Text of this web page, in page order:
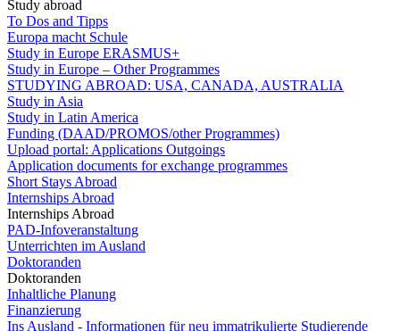
Study abroad
To Dos and Tipps
Europa macht Schule
Study in Europe ERASMUS+
Study in Europe – Other Programmes
STUDYING ABROAD: USA, CANADA, AUSTRALIA
Study in Asia
Study in Latin America
Funding (DAAD/PROMOS/other Programmes)
Upload portal: Applications Outgoings
Application documents for exchange programmes
Short Stays Abroad
Internships Abroad
Internships Abroad
PAD-Infoveranstaltung
Unterrichten im Ausland
Doktoranden
Doktoranden
Inhaltliche Planung
Finanzierung
Ins Ausland - Informationen für neu immatrikulierte Studierende